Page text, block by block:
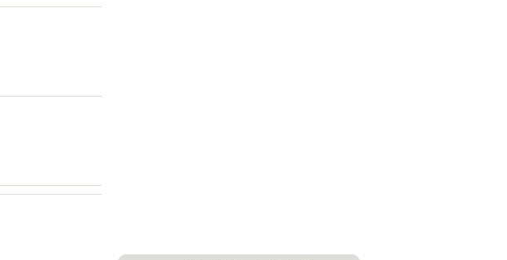
ムに投稿され
ークでかわいい
は写真集「立
なりの人間国宝
アーの案内役
ました。